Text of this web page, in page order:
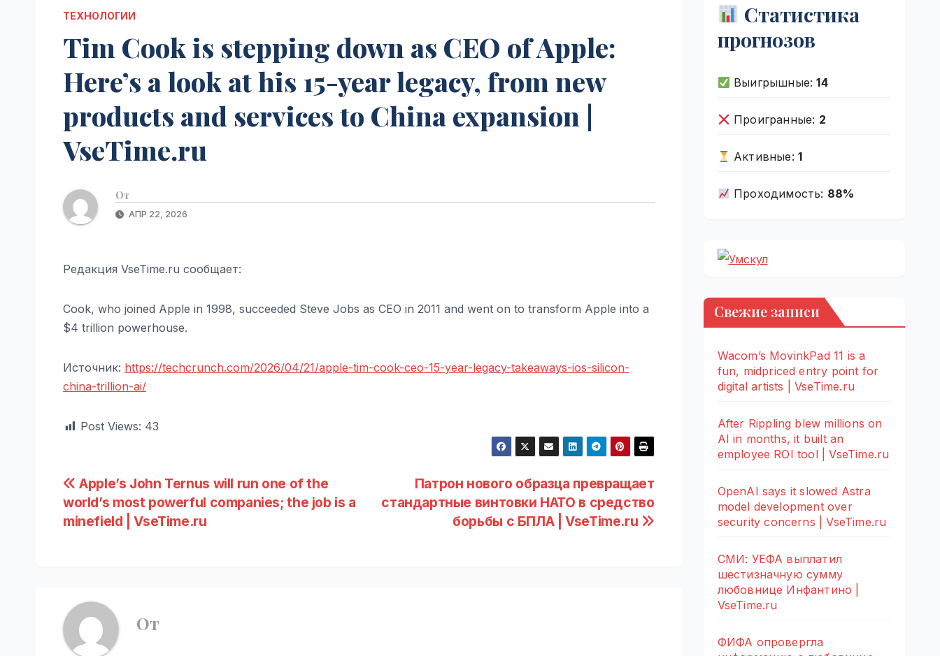
ТЕХНОЛОГИИ
Tim Cook is stepping down as CEO of Apple:
Here’s a look at his 15-year legacy, from new
products and services to China expansion |
VseTime.ru
От
АПР 22, 2026
Редакция VseTime.ru сообщает:
Cook, who joined Apple in 1998, succeeded Steve Jobs as CEO in 2011 and went on to transform Apple into a
$4 trillion powerhouse.
Источник: https://techcrunch.com/2026/04/21/apple-tim-cook-ceo-15-year-legacy-takeaways-ios-silicon-
china-trillion-ai/
Post Views: 43
Навигация
по
Патрон нового образца превращает
стандартные винтовки НАТО в средство
борьбы с БПЛА | VseTime.ru
Apple’s John Ternus will run one of the
world’s most powerful companies; the job is a
minefield | VseTime.ru
От
Статистика
прогнозов
Выигрышные:14
Проигранные: 2
Активные: 1
Проходимость: 88%
Свежие записи
Wacom’s MovinkPad 11 is a
fun, midpriced entry point for
digital artists | VseTime.ru
After Rippling blew millions on
AI in months, it built an
employee ROI tool | VseTime.ru
OpenAI says it slowed Astra
model development over
security concerns | VseTime.ru
СМИ: УЕФА выплатил
шестизначную сумму
любовнице Инфантино |
VseTime.ru
ФИФА опровергла